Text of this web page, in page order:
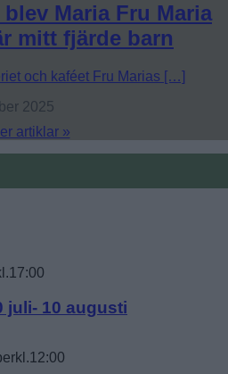
blev Maria Fru Maria
mitt fjärde barn
och kaféet Fru Marias […]
2025
artiklar »
juli- 10 augusti